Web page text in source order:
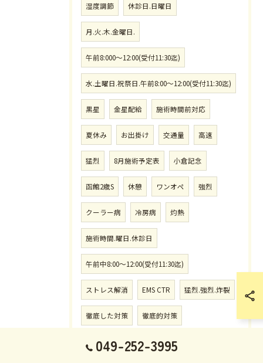
湿度調節 休診日.日曜日
月.火.木.金曜日.
午前8:000〜12:00(受付11:30迄)
水.土曜日.祝祭日.午前8:00〜12:00(受付11:30迄)
黒星 金星配給 施術時間前対応
夏休み お出掛け 交通量 高速
猛烈 8月施術予定表 小倉記念
函館2歳S 休憩 ワンオペ 強烈
クーラー病 冷房病 灼熱
施術時間.曜日.休診日
午前中8:00〜12:00(受付11:30迄)
ストレス解消 EMS CTR 猛烈.強烈.炸裂
徹底した対策 徹底的対策
ハルクホーガン アックスボンバー
049-252-3995